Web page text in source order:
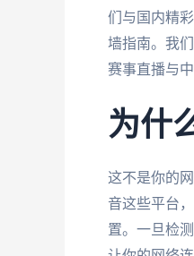
们与国内精
墙指南。我
赛事直播与中
为什
这不是你的
音这些平台
置。一旦检